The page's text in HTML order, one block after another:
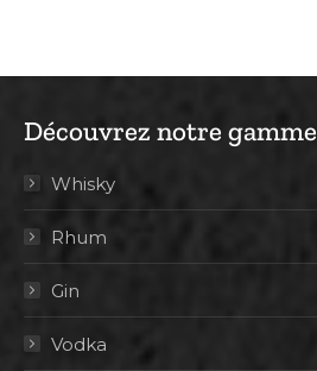
Découvrez notre gamme
Whisky
Rhum
Gin
Vodka